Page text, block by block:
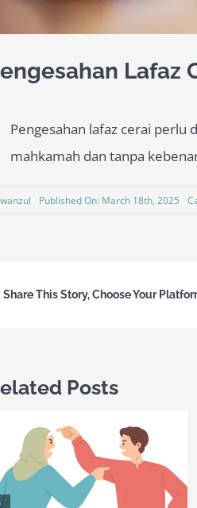
Lafaz
Pengesahan lafaz cerai perlu
mahkamah dan tanpa
wanzul Published On: March 18th, 2025
Share This Story, Choose Your
Posts